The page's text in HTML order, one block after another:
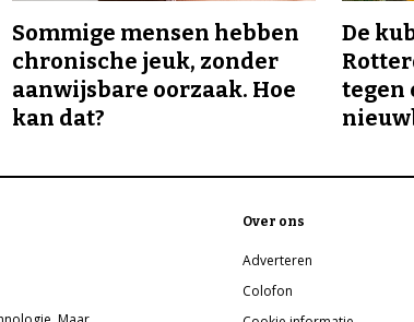
Sommige mensen hebben
chronische jeuk, zonder
aanwijsbare oorzaak. Hoe
kan dat?
De
tegen
Over ons
Adverteren
Colofon